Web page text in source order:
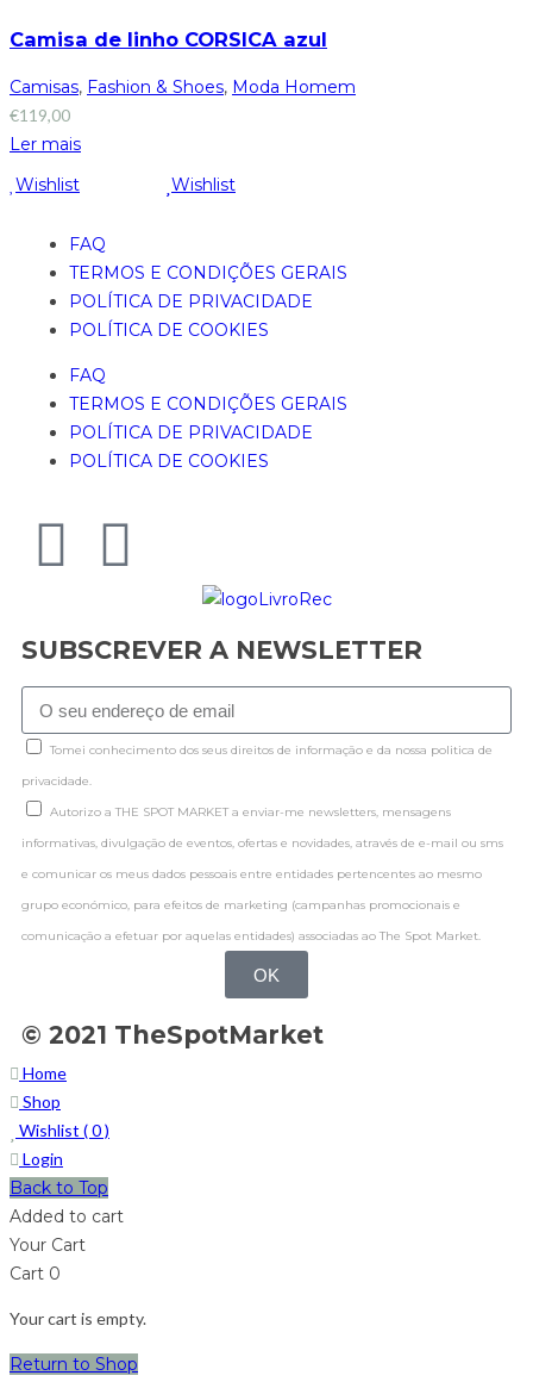
Camisa de linho CORSICA azul
Camisas, Fashion & Shoes, Moda Homem
€119,00
Ler mais
Wishlist
Wishlist
FAQ
TERMOS E CONDIÇÕES GERAIS
POLÍTICA DE PRIVACIDADE
POLÍTICA DE COOKIES
FAQ
TERMOS E CONDIÇÕES GERAIS
POLÍTICA DE PRIVACIDADE
POLÍTICA DE COOKIES
SUBSCREVER A NEWSLETTER
Tomei conhecimento dos seus direitos de informação e da nossa politica de
privacidade.
Autorizo a THE SPOT MARKET a enviar-me newsletters, mensagens
informativas, divulgação de eventos, ofertas e novidades, através de e-mail ou sms
e comunicar os meus dados pessoais entre entidades pertencentes ao mesmo
grupo económico, para efeitos de marketing (campanhas promocionais e
comunicação a efetuar por aquelas entidades) associadas ao The Spot Market.
OK
© 2021 TheSpotMarket
Home
Shop
Wishlist (0)
Login
Back to Top
Added to cart
Your Cart
Cart 0
Your cart is empty.
Return to Shop